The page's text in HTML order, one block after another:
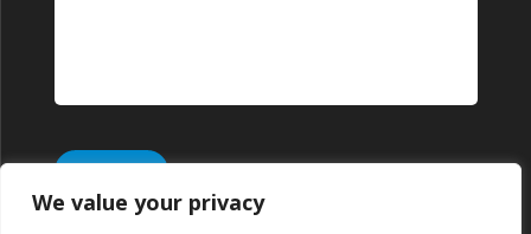
We value your privacy